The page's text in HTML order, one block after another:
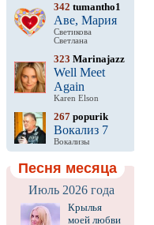
342 tumantho1
Аве, Мария
Светикова
Светлана
323 Marinajazz
Well Meet
Again
Karen Elson
267 popurik
Вокализ 7
Вокализы
Песня месяца
Июль 2026 года
Крылья
моей любви